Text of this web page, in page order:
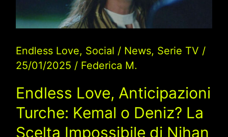
Endless Love, Social / News, Serie TV /
25/01/2025 / Federica M.
Endless Love, Anticipazioni
Turche: Kemal o Deniz? La
Scelta Impossibile di Nihan